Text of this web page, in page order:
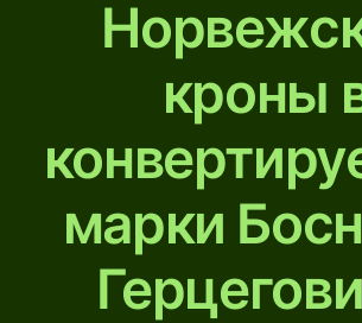
кроны
марки